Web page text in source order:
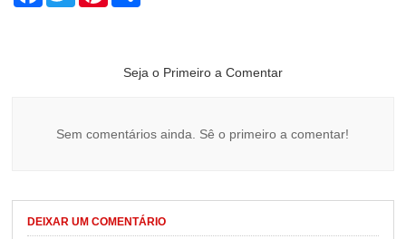
Seja o Primeiro a Comentar
Sem comentários ainda. Sê o primeiro a comentar!
DEIXAR UM COMENTÁRIO